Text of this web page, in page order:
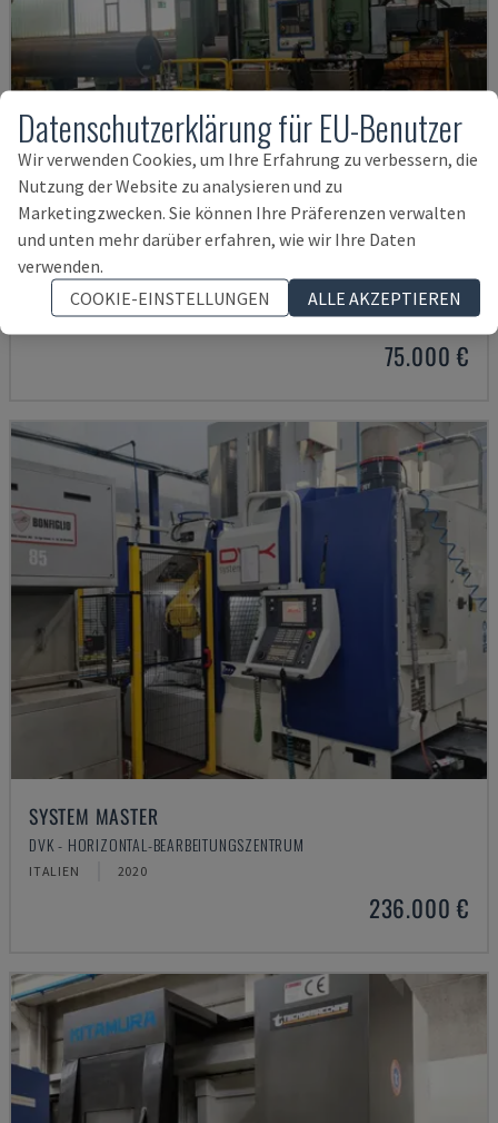
IRD 1600 CNC
IRLE - HORIZONTAL-BEARBEITUNGSZENTRUM
DEUTSCHLAND 2004
75.000 €
SYSTEM MASTER
DVK - HORIZONTAL-BEARBEITUNGSZENTRUM
ITALIEN 2020
236.000 €
Datenschutzerklärung für EU-Benutzer
Wir verwenden Cookies, um Ihre Erfahrung zu verbessern, die
Nutzung der Website zu analysieren und zu
Marketingzwecken. Sie können Ihre Präferenzen verwalten
und unten mehr darüber erfahren, wie wir Ihre Daten
verwenden.
COOKIE-EINSTELLUNGEN
ALLE AKZEPTIEREN